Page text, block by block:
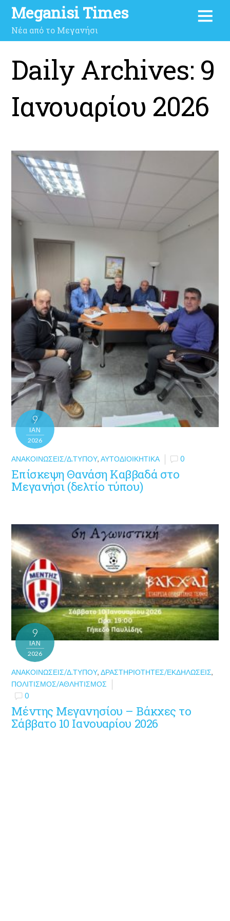
Meganisi Times
Νέα από το Μεγανήσι
Daily Archives: 9
Ιανουαρίου 2026
9
ΙΑΝ
2026
ΑΝΑΚΟΙΝΏΣΕΙΣ/Δ.ΤΎΠΟΥ,ΑΥΤΟΔΙΟΙΚΗΤΙΚΆ 0
Επίσκεψη Θανάση Καββαδά στο
Μεγανήσι (δελτίο τύπου)
9
ΙΑΝ
2026
ΑΝΑΚΟΙΝΏΣΕΙΣ/Δ.ΤΎΠΟΥ,ΔΡΑΣΤΗΡΙΌΤΗΤΕΣ/ΕΚΔΗΛΏΣΕΙΣ,
ΠΟΛΙΤΙΣΜΌΣ/ΑΘΛΗΤΙΣΜΌΣ
0
Μέντης Μεγανησίου – Βάκχες το
Σάββατο 10 Ιανουαρίου 2026